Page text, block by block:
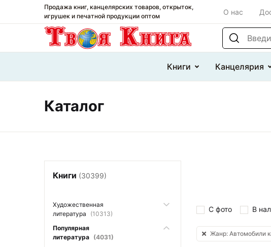
Продажа книг, канцелярских товаров, открыток,
игрушек и печатной продукции оптом
О нас
Поиск по
Книги Канцелярия
Каталог
Книги (30399)
Художественная
литература
(10313)
Популярная
литература (4031)
С фото В
Жанр: Автомобили